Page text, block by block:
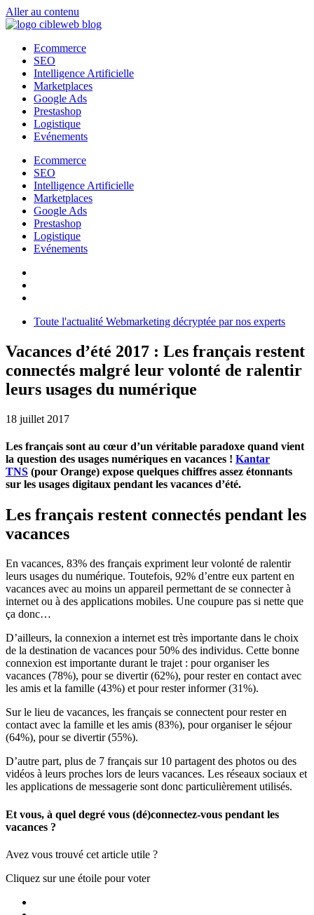
Aller au contenu
Ecommerce
SEO
Intelligence Artificielle
Marketplaces
Google Ads
Prestashop
Logistique
Evénements
Ecommerce
SEO
Intelligence Artificielle
Marketplaces
Google Ads
Prestashop
Logistique
Evénements
Toute l'actualité Webmarketing décryptée par nos experts
Vacances d’été 2017 : Les français restent
connectés malgré leur volonté de ralentir
leurs usages du numérique
18 juillet 2017
Les français sont au cœur d’un véritable paradoxe quand vient
la question des usages numériques en vacances ! Kantar
TNS (pour Orange) expose quelques chiffres assez étonnants
sur les usages digitaux pendant les vacances d’été.
Les français restent connectés pendant les
vacances
En vacances, 83% des français expriment leur volonté de ralentir
leurs usages du numérique. Toutefois, 92% d’entre eux partent en
vacances avec au moins un appareil permettant de se connecter à
internet ou à des applications mobiles. Une coupure pas si nette que
ça donc…
D’ailleurs, la connexion a internet est très importante dans le choix
de la destination de vacances pour 50% des individus. Cette bonne
connexion est importante durant le trajet : pour organiser les
vacances (78%), pour se divertir (62%), pour rester en contact avec
les amis et la famille (43%) et pour rester informer (31%).
Sur le lieu de vacances, les français se connectent pour rester en
contact avec la famille et les amis (83%), pour organiser le séjour
(64%), pour se divertir (55%).
D’autre part, plus de 7 français sur 10 partagent des photos ou des
vidéos à leurs proches lors de leurs vacances. Les réseaux sociaux et
les applications de messagerie sont donc particulièrement utilisés.
Et vous, à quel degré vous (dé)connectez-vous pendant les
vacances ?
Avez vous trouvé cet article utile ?
Cliquez sur une étoile pour voter